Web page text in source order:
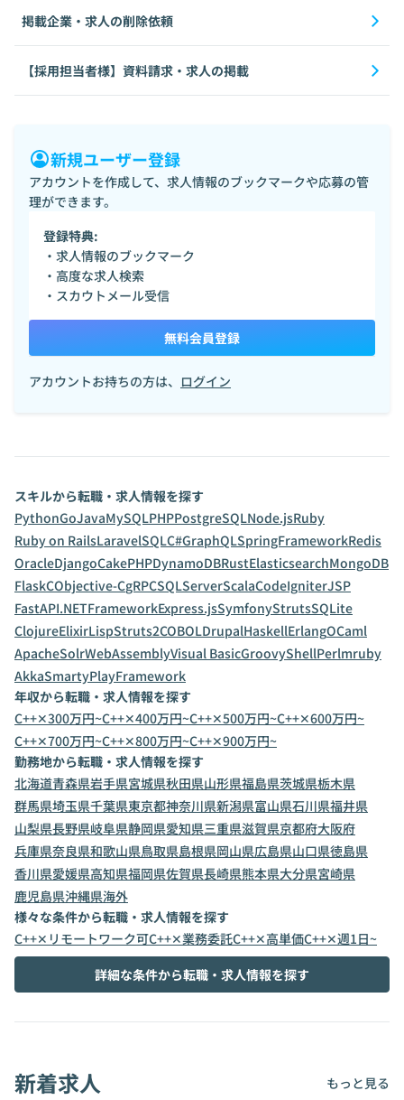
掲載企業・求人の削除依頼
【採用担当者様】資料請求・求人の掲載
新規ユーザー登録
アカウントを作成して、求人情報のブックマークや応募の管
理ができます。
登録特典:
・求人情報のブックマーク
・高度な求人検索
・スカウトメール受信
無料会員登録
アカウントお持ちの方は、 ログイン
スキルから転職・求人情報を探す
PythonGoJavaMySQLPHPPostgreSQLNode.jsRuby
Ruby on RailsLaravelSQLC#GraphQLSpringFrameworkRedis
OracleDjangoCakePHPDynamoDBRustElasticsearchMongoDB
FlaskCObjective-CgRPCSQLServerScalaCodeIgniterJSP
FastAPI.NETFrameworkExpress.jsSymfonyStrutsSQLite
ClojureElixirLispStruts2COBOLDrupalHaskellErlangOCaml
ApacheSolrWebAssemblyVisual BasicGroovyShellPerlmruby
AkkaSmartyPlayFramework
年収から転職・求人情報を探す
C++✕300万円~C++✕400万円~C++✕500万円~C++✕600万円~
C++✕700万円~C++✕800万円~C++✕900万円~
勤務地から転職・求人情報を探す
北海道青森県岩手県宮城県秋田県山形県福島県茨城県栃木県
群馬県埼玉県千葉県東京都神奈川県新潟県富山県石川県福井県
山梨県長野県岐阜県静岡県愛知県三重県滋賀県京都府大阪府
兵庫県奈良県和歌山県鳥取県島根県岡山県広島県山口県徳島県
香川県愛媛県高知県福岡県佐賀県長崎県熊本県大分県宮崎県
鹿児島県沖縄県海外
様々な条件から転職・求人情報を探す
C++✕リモートワーク可C++✕業務委託C++✕高単価C++✕週1日~
詳細な条件から転職・求人情報を探す
新着求人 もっと見る